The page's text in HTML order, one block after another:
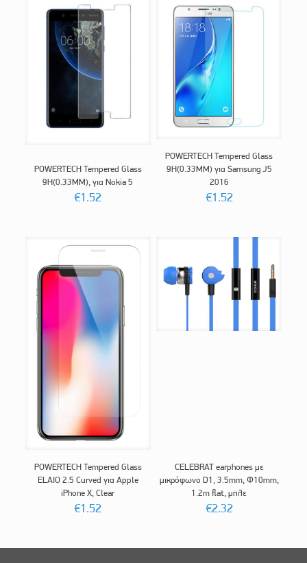
POWERTECH Tempered Glass
9H(0.33MM), για Nokia 5
€1.52
POWERTECH Tempered Glass
9H(0.33MM) για Samsung J5
2016
€1.52
POWERTECH Tempered Glass
ELAIO 2.5 Curved για Apple
iPhone X, Clear
€1.52
CELEBRAT earphones με
μικρόφωνο D1, 3.5mm, Φ10mm,
1.2m flat, μπλε
€2.32